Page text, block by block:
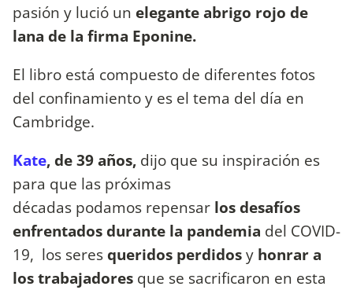
pasión y lució un elegante abrigo rojo de
lana de la firma Eponine.
El libro está compuesto de diferentes fotos
del confinamiento y es el tema del día en
Cambridge.
Kate, de 39 años, dijo que su inspiración es
para que las próximas
décadas podamos repensar los desafíos
enfrentados durante la pandemia del COVID-
19, los seresqueridos perdidosy honrar a
los trabajadores que se sacrificaron en esta